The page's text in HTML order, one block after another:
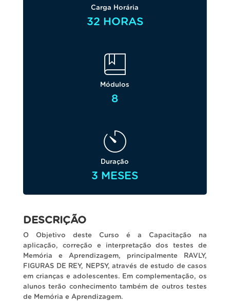
Carga Horária
32 HORAS
Módulos
8
Duração
3 MESES
DESCRIÇÃO
O Objetivo deste Curso é a Capacitação na
aplicação, correção e interpretação dos testes de
Memória e Aprendizagem, principalmente RAVLY,
FIGURAS DE REY, NEPSY, através de estudo de casos
em crianças e adolescentes. Em complementação, os
alunos terão conhecimento também de outros testes
de Memória e Aprendizagem.